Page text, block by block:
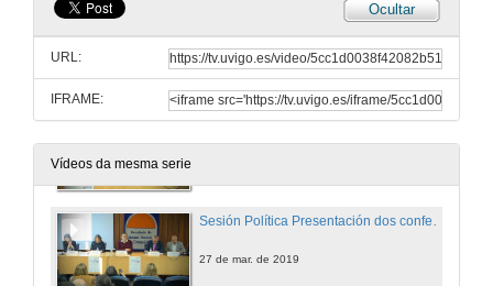
Ocultar
URL:
IFRAME:
Vídeos da mesma serie
A lingua portuguesa: un valor global
Conferencia
27 de mar. de 2019
Rolda de preguntas. A lingua portuguesa: un valor global
27 de mar. de 2019